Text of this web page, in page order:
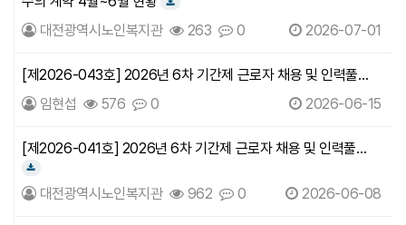
다운로드
대전광역시노인복지관 263 0 2026-07-01
[제2026-043호] 2026년 6차 기간제 근로자 채용 및 인력풀
모집 최종합격자 명단 공고
임현섭 576 0 2026-06-15
[제2026-041호] 2026년 6차 기간제 근로자 채용 및 인력풀
모집 서류전형 합격자 발표 및 면접시험…
다운로드
대전광역시노인복지관 962 0 2026-06-08